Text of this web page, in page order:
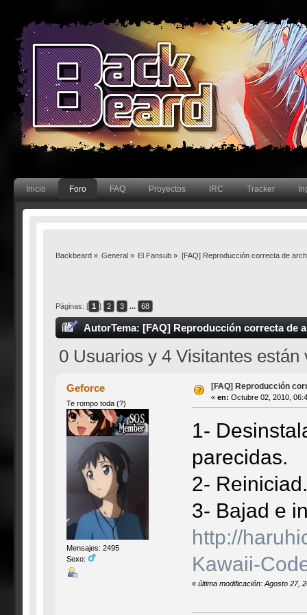
Inicio Foro FAQ Proyectos IRC Tracker
Backbeard» General » El Fansub » [FAQ] Reproducción correcta de
Páginas: [ 1 ] 2 3 ... 68
AutorTema: [FAQ] Reproducción correcta de
0 Usuarios y 4 Visitantes están
Geforce
Te rompo toda (?)
Mensajes: 2495
Sexo:
[FAQ] Reproducción
« en: Octubre 02, 2010,
1-
parecidas.
2-
3- Bajad e
http://
Kawaii-
«última modificación: Agosto 27,